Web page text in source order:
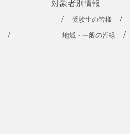
対象者別情報
受験生の皆様
地域・一般の皆様